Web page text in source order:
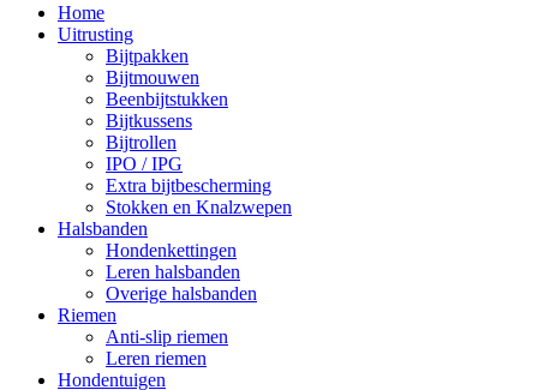
Home
Uitrusting
Bijtpakken
Bijtmouwen
Beenbijtstukken
Bijtkussens
Bijtrollen
IPO / IPG
Extra bijtbescherming
Stokken en Knalzwepen
Halsbanden
Hondenkettingen
Leren halsbanden
Overige halsbanden
Riemen
Anti-slip riemen
Leren riemen
Hondentuigen